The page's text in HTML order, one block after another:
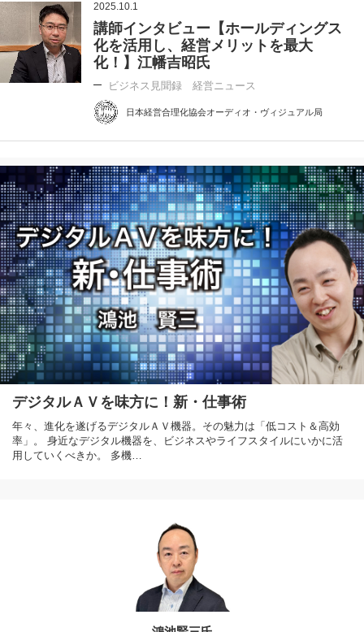
2025.10.1
講師インタビュー【ホールディングス
化を活用し、経営メリットを最大
化！】江幡吉昭氏
ビジネス見聞録 経営ニュース
日本経営合理化協会オーディオ・ヴィジュアル局
デジタルＡＶを味方に！新・仕事術
年々、進化を遂げるデジタルＡＶ機器。その魅力は「低コスト＆高効
率」。 身近なデジタル機器を、ビジネスやライフスタイルにいかに活
用していくべきか。 多機…